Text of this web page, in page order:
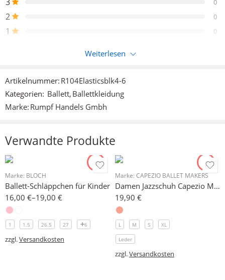
0
2 0
1 0
Nur eingeloggte Kunden, die dieses Produkt gekauft haben,
Rezensionen
Es liegen noch keine Bewertungen vor.
Weiterlesen
Artikelnummer: R104Elasticsblk4-6
Kategorien: Ballett, Ballettkleidung
Marke: Rumpf Handels Gmbh
Verwandte Produkte
Marke: BLOCH
Ballett-Schläppchen für Kinder
16,00 €–19,00 €
1 1.5 26.5 27 6
zzgl.Versandkosten
Marke: CAPEZIO BALLET MAKERS
Damen Jazzschuh Capezio Modell H07 für Barfußtanzen mit Unterstützung
19,90 €
L M S XL
Leder
zzgl.Versandkosten